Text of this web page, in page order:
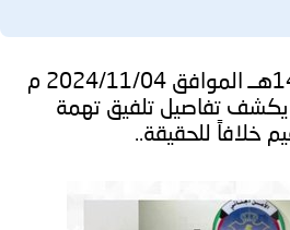
الكويت ـ 1446/05/02هــ الموافق 2024/11/04 م
يكشف تفاصيل تلفيق تهمة
خلافاً للحقيقة..